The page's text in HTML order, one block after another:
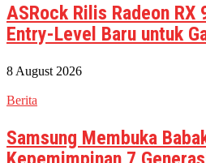
ASRock Rilis Radeon RX
Entry-Level Baru untuk
8 August 2026
Berita
Samsung Membuka